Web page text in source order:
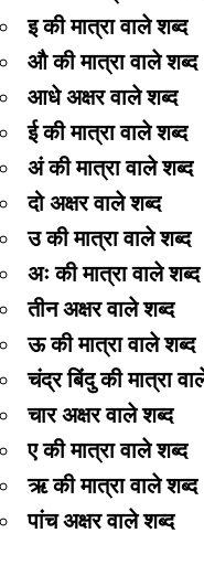
इ की मात्रा वाले शब्द
औ की मात्रा वाले शब्द
आधे अक्षर वाले शब्द
ई की मात्रा वाले शब्द
अं की मात्रा वाले शब्द
दो अक्षर वाले शब्द
उ की मात्रा वाले शब्द
अः की मात्रा वाले शब्द
तीन अक्षर वाले शब्द
ऊ की मात्रा वाले शब्द
चंद्र बिंदु की मात्रा
चार अक्षर वाले शब्द
ए की मात्रा वाले शब्द
ऋ की मात्रा वाले शब्द
पांच अक्षर वाले शब्द